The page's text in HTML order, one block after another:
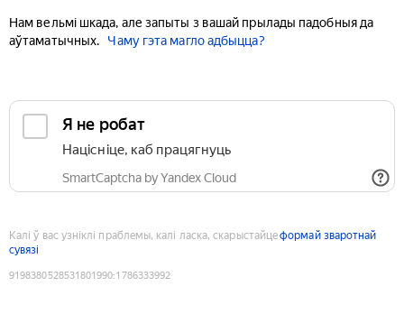
Нам вельмі шкада, але запыты з вашай прылады падобныя да
аўтаматычных.
Чаму гэта магло адбыцца?
Я не робат
Націсніце, каб працягнуць
SmartCaptcha by Yandex Cloud
Калі ў вас узніклі праблемы, калі ласка, скарыстайцеформай зваротнай
сувязі
9198380528531801990:1786333992